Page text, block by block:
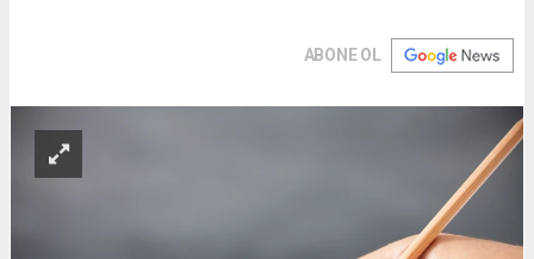
ABONE OL